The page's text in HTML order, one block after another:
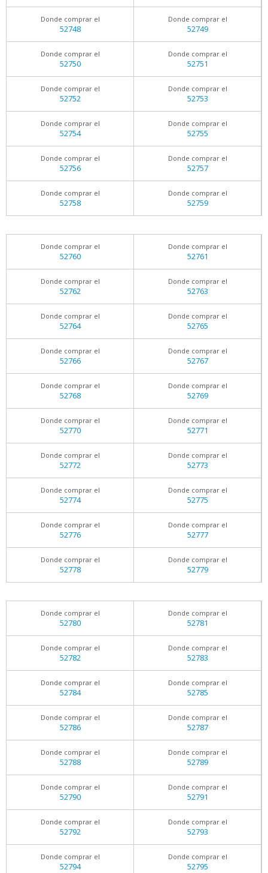
Donde comprar el
52748
Donde comprar el
52749
Donde comprar el
52750
Donde comprar el
52751
Donde comprar el
52752
Donde comprar el
52753
Donde comprar el
52754
Donde comprar el
52755
Donde comprar el
52756
Donde comprar el
52757
Donde comprar el
52758
Donde comprar el
52759
Donde comprar el
52760
Donde comprar el
52761
Donde comprar el
52762
Donde comprar el
52763
Donde comprar el
52764
Donde comprar el
52765
Donde comprar el
52766
Donde comprar el
52767
Donde comprar el
52768
Donde comprar el
52769
Donde comprar el
52770
Donde comprar el
52771
Donde comprar el
52772
Donde comprar el
52773
Donde comprar el
52774
Donde comprar el
52775
Donde comprar el
52776
Donde comprar el
52777
Donde comprar el
52778
Donde comprar el
52779
Donde comprar el
52780
Donde comprar el
52781
Donde comprar el
52782
Donde comprar el
52783
Donde comprar el
52784
Donde comprar el
52785
Donde comprar el
52786
Donde comprar el
52787
Donde comprar el
52788
Donde comprar el
52789
Donde comprar el
52790
Donde comprar el
52791
Donde comprar el
52792
Donde comprar el
52793
Donde comprar el
52794
Donde comprar el
52795